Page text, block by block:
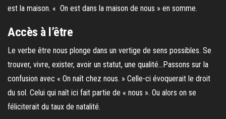
est la maison. « On est dans la maison de nous » en somme.
Accès à l’être
Le verbe être nous plonge dans un vertige de sens possibles. Se
trouver, vivre, exister, avoir un statut, une qualité…Passons sur la
confusion avec « On naît chez nous. » Celle-ci évoquerait le droit
du sol. Celui qui naît ici fait partie de « nous ». Ou alors on se
féliciterait du taux de natalité.